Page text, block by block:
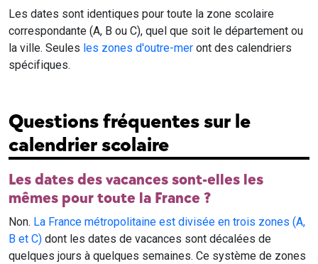
Les dates sont identiques pour toute la zone scolaire
correspondante (A, B ou C), quel que soit le département ou
la ville. Seules les zones d'outre-mer ont des calendriers
spécifiques.
Questions fréquentes sur le
calendrier scolaire
Les dates des vacances sont-elles les
mêmes pour toute la France ?
Non. La France métropolitaine est divisée en trois zones (A,
B et C) dont les dates de vacances sont décalées de
quelques jours à quelques semaines. Ce système de zones